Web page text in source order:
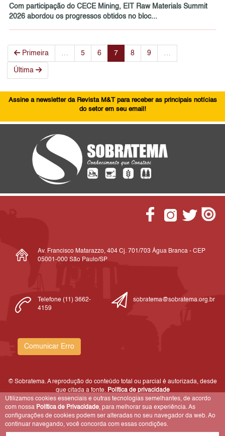
Com participação do CECE Mining, EIT Raw Materials Summit
2026 abordou os progressos obtidos no bloc...
Primeira 5 6 7 8 9
Última
Assine a newsletter da Revista M&T para receber as principais notícias
do setor em seu email!
Av. Francisco Matarazzo, 404 Cj. 701/703 Água Branca - CEP
05001-000 São Paulo/SP
Telefone (11) 3662-
4159
sobratema@sobratema.org.br
Comunicar Erro
© Sobratema. A reprodução do conteúdo total ou parcial é autorizada, desde
que citada a fonte. Política de privacidade
Utilizamos cookies essenciais e outras tecnologias semelhantes, de acordo
com nossa Política de Privacidade, para melhorar sua experiência. As
configurações de cookies podem ser alteradas no seu navegador da web. Ao
continuar navegando, você concorda com essas condições.